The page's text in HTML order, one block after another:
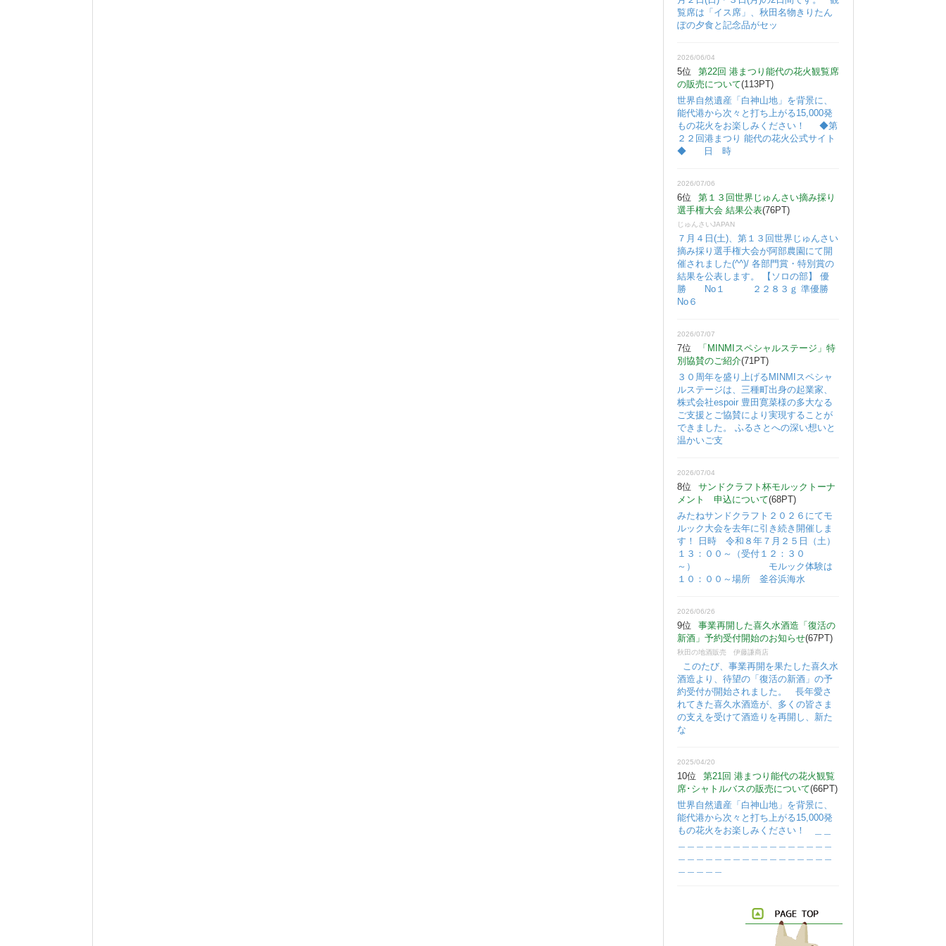
覧席は「イス席」、秋田名物きりたん
ぽの夕食と記念品がセッ
2026/06/04
5位
第22回 港まつり能代の花火観覧席
の販売について(113PT)
世界自然遺産「白神山地」を背景に、
能代港から次々と打ち上がる15,000発
もの花火をお楽しみください！ ◆第
２２回港まつり 能代の花火公式サイト
◆ 日 時
2026/07/06
6位
第１３回世界じゅんさい摘み採り
選手権大会 結果公表(76PT)
じゅんさいJAPAN
７月４日(土)、第１３回世界じゅんさい
摘み採り選手権大会が阿部農園にて開
催されました(^^)/ 各部門賞・特別賞の
結果を公表します。 【ソロの部】 優
勝 No１ ２２８３ｇ 準優勝
No６
2026/07/07
7位
「MINMIスペシャルステージ」特
別協賛のご紹介(71PT)
３０周年を盛り上げるMINMIスペシャ
ルステージは、三種町出身の起業家、
株式会社espoir 豊田寛菜様の多大なる
ご支援とご協賛により実現することが
できました。 ふるさとへの深い想いと
温かいご支
2026/07/04
8位
サンドクラフト杯モルックトーナ
メント 申込について(68PT)
みたねサンドクラフト２０２６にてモ
ルック大会を去年に引き続き開催しま
す！ 日時 令和８年７月２５日（土）
１３：００～（受付１２：３０
～） モルック体験は
１０：００～場所 釜谷浜海水
2026/06/26
9位
事業再開した喜久水酒造「復活の
新酒」予約受付開始のお知らせ(67PT)
秋田の地酒販売 伊藤謙商店
このたび、事業再開を果たした喜久水
酒造より、待望の「復活の新酒」の予
約受付が開始されました。 長年愛さ
れてきた喜久水酒造が、多くの皆さま
の支えを受けて酒造りを再開し、新た
な
2025/04/20
10位
第21回 港まつり能代の花火観覧
席･シャトルバスの販売について(66PT)
世界自然遺産「白神山地」を背景に、
能代港から次々と打ち上がる15,000発
もの花火をお楽しみください！ ＿＿